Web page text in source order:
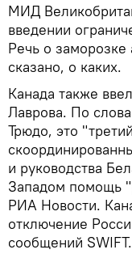
МИД
введении
Речь о заморозке
сказано, о каких.
Канада также
Лаврова. По
Трюдо, это
и руководства
Западом помощь
РИА Новости.
отключение
сообщений SWIFT.